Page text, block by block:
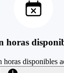
horas
horas disponibles